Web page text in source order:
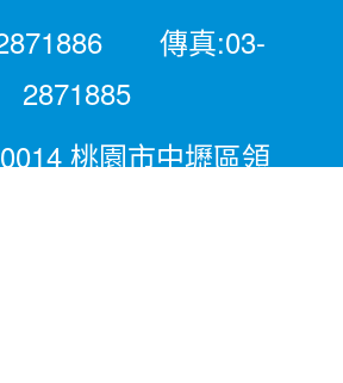
傳真:03-
2871885
桃園市中壢區領